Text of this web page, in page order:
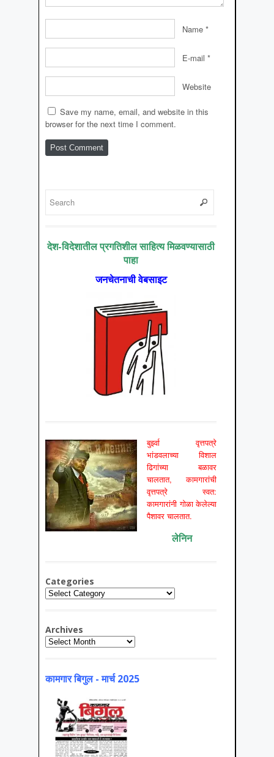
Name *
E-mail *
Website
Save my name, email, and website in this
browser for the next time I comment.
देश-विदेशातील प्रगतिशील साहित्य मिळवण्यासाठी
पाहा
जनचेतनाची वेबसाइट
बुर्झ्वा वृत्तपत्रे
भांडवलाच्या विशाल
ढिगांच्या बळावर
चालतात, कामगारांची
वृत्तपत्रे स्वत:
कामगारांनी गोळा केलेल्या
पैशावर चालतात.
लेनिन
Categories
Categories
Archives
Archives
कामगार बिगुल - मार्च 2025